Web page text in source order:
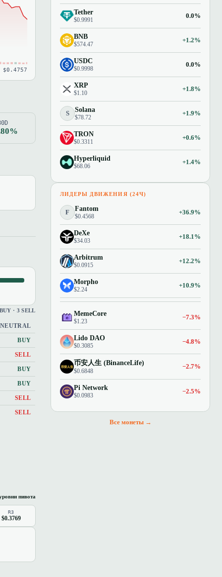
$0.4757
· 3 SELL
NEUTRAL
BUY
SELL
BUY
BUY
SELL
SELL
пивота
R3
$0.3769
Tether
$0.9991
0.0%
BNB
$574.47
+1.2%
USDC
$0.9998
0.0%
XRP
$1.10
+1.8%
S Solana
$78.72
+1.9%
TRON
$0.3311
+0.6%
Hyperliquid
$68.06
+1.4%
ЛИДЕРЫ ДВИЖЕНИЯ (24Ч)
F Fantom
$0.4568
+36.9%
DeXe
$34.03
+18.1%
Arbitrum
$0.0915
+12.2%
Morpho
$2.24
+10.9%
MemeCore
$1.23
−7.3%
Lido DAO
$0.3085
−4.8%
币安人生 (BinanceLife)
$0.6848
−2.7%
Pi Network
$0.0983
−2.5%
Все монеты →